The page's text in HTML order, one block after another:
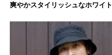
爽やかスタイリッシュなホワイト